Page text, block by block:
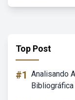
Top Post
#1 Analisando